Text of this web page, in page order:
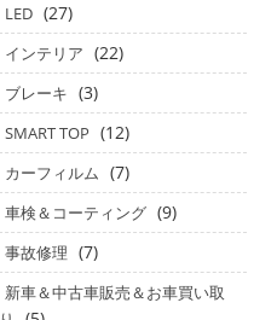
LED (27)
インテリア (22)
ブレーキ (3)
SMART TOP (12)
カーフィルム (7)
車検＆コーティング (9)
事故修理 (7)
新車＆中古車販売＆お車買い取